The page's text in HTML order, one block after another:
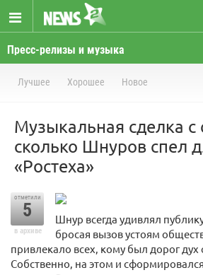
Пресс-релизы и музыка
Лучшее Хорошее Новое
Музыкальная сделка с
сколько Шнуров спел
«Ростеха»
отметили
5
в архиве
Шнур всегда удивлял
бросая вызов устоям
привлекало всех, кому был дорог дух
Собственно, на этом и